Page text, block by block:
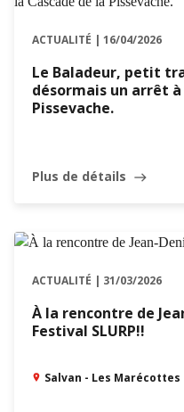
ACTUALITÉ | 16/04/2026
Le Baladeur, petit
désormais un arrêt à
Pissevache.
Plus de détails east
ACTUALITÉ | 31/03/2026
À la rencontre de
Festival SLURP!!
Salvan - Les Marécottes